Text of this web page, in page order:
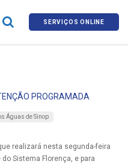
SERVIÇOS ONLINE
PROGRAMADA
Águas de Sinop
realizará nesta segunda-feira
Sistema Florença, e para